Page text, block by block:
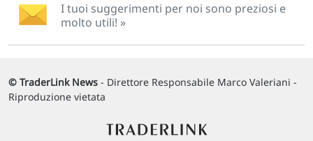
I tuoi suggerimenti per noi sono preziosi e
molto utili! »
© TraderLink News - Direttore Responsabile Marco Valeriani -
Riproduzione vietata